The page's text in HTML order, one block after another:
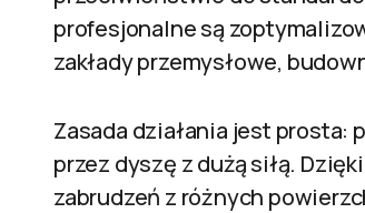
profesjonalne są
zakłady przemysłowe,
Zasada działania jest prosta:
przez dyszę z dużą siłą.
zabrudzeń z różnych